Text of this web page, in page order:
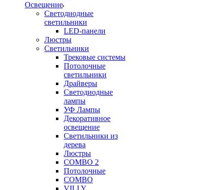
Освещение
Светодиодные
светильники
LED-панели
Люстры
Светильники
Трековые системы
Потолочные
светильники
Драйверы
Светодиодные
лампы
УФ Лампы
Декоративное
освещение
Светильники из
дерева
Люстры
COMBO 2
Потолочные
COMBO
VILLY